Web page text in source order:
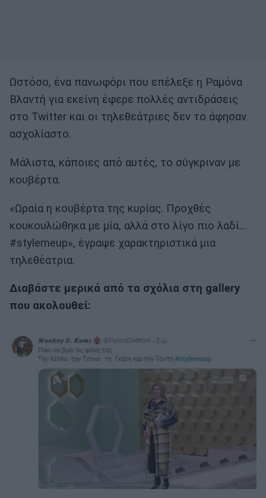
Ωστόσο, ένα πανωφόρι που επέλεξε η Ραμόνα
Βλαντή για εκείνη έφερε πολλές αντιδράσεις
στο Twitter και οι τηλεθεάτριες δεν το άφησαν
ασχολίαστο.
Μάλιστα, κάποιες από αυτές, το σύγκριναν με
κουβέρτα.
«Ωραία η κουβέρτα της κυρίας. Προχθές
κουκουλώθηκα με μία, αλλά στο λίγο πιο λαδί...
#stylemeup», έγραψε χαρακτηριστικά μια
τηλεθέατρια.
Διαβάστε μερικά από τα σχόλια στη gallery
που ακολουθεί: